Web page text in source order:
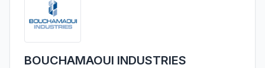
BOUCHAMAOUI INDUSTRIES